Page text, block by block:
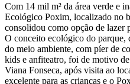
Com 14 mil m² da área verde e
Ecológico Poxim, localizado no
consolidou como opção de lazer
O conceito ecológico do parque,
do meio ambiente, com píer de
kids e anfiteatro, foi de motivo
Viana Fonseca, após visita ao
excelente para as crianças e o